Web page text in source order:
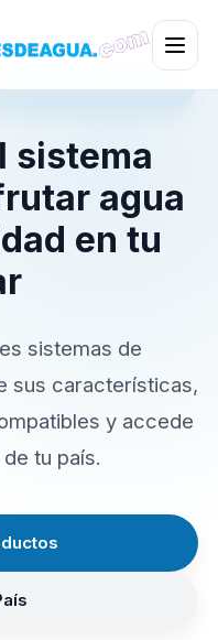
sistema
agua
en tu
sistemas de
sus características,
y accede
tu país.